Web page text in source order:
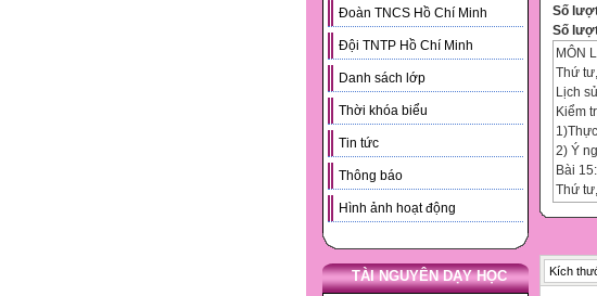
Đoàn TNCS Hồ Chí Minh
Đội TNTP Hồ Chí Minh
Danh sách lớp
Thời khóa biểu
Tin tức
Thông báo
Hình ảnh hoạt động
TÀI NGUYÊN DẠY HỌC
Số
Số
MÔN
Thứ
Lịch
Kiểm
2) Ý
Bài
Thứ
Hoạt
+ Âm
Kích